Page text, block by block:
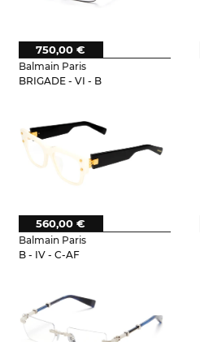
Balmain Paris
BRIGADE - VI - B
750,00 €
Balmain Paris
B - IV - C-AF
560,00 €